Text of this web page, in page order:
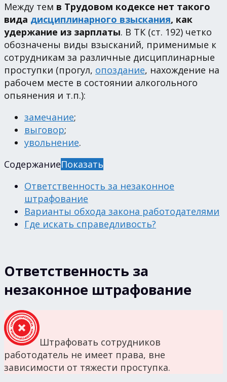
Между тем в Трудовом кодексе нет такого
вида дисциплинарного взыскания, как
удержание из зарплаты. В ТК (ст. 192) четко
обозначены виды взысканий, применимые к
сотрудникам за различные дисциплинарные
проступки (прогул, опоздание, нахождение на
рабочем месте в состоянии алкогольного
опьянения и т.п.):
замечание;
выговор;
увольнение.
СодержаниеПоказать
Ответственность за незаконное
штрафование
Варианты обхода закона работодателями
Где искать справедливость?
Ответственность за
незаконное штрафование
Штрафовать сотрудников
работодатель не имеет права, вне
зависимости от тяжести проступка.